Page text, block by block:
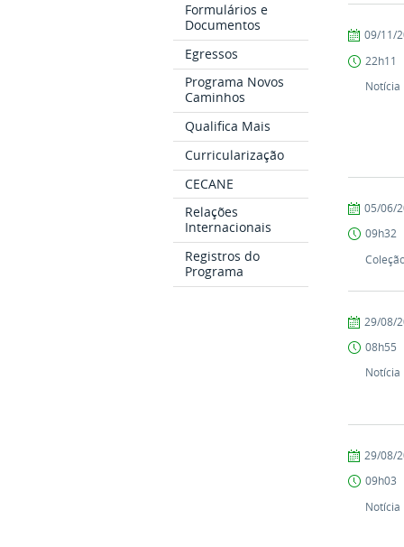
Formulários e
Documentos
Egressos
Programa Novos
Caminhos
Qualifica Mais
Curricularização
CECANE
Relações
Internacionais
Registros do
Programa
by
Published
09/11/
22h11
Notícia
by
Published
05/06/
09h32
by
Published
29/08/
08h55
Notícia
by
Published
29/08/
09h03
Notícia